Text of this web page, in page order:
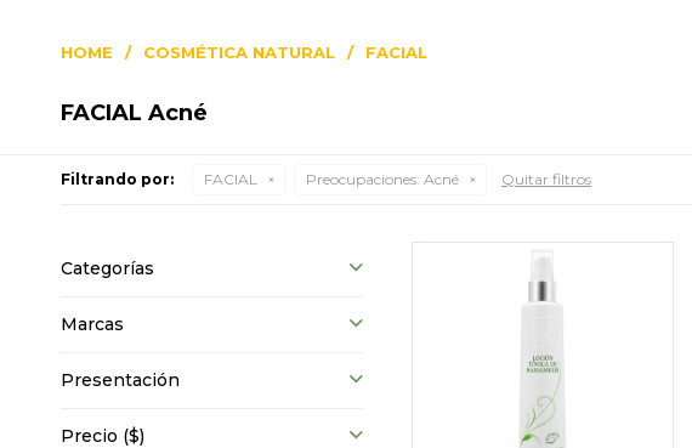
HOME COSMÉTICA NATURAL FACIAL
FACIAL Acné
Filtrando por: FACIAL Preocupaciones: Acné Quitar filtros
Categorías
Marcas
Presentación
Precio ($)